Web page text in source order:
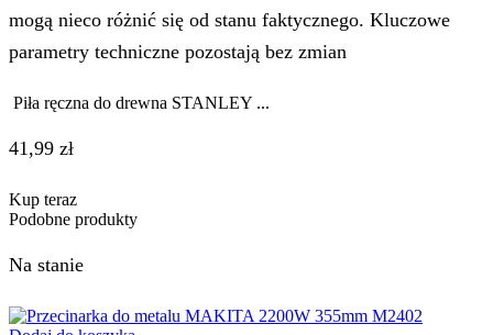
mogą nieco różnić się od stanu faktycznego. Kluczowe
parametry techniczne pozostają bez zmian
Piła ręczna do drewna STANLEY ...
41,99 zł
Kup teraz
Podobne produkty
Na stanie